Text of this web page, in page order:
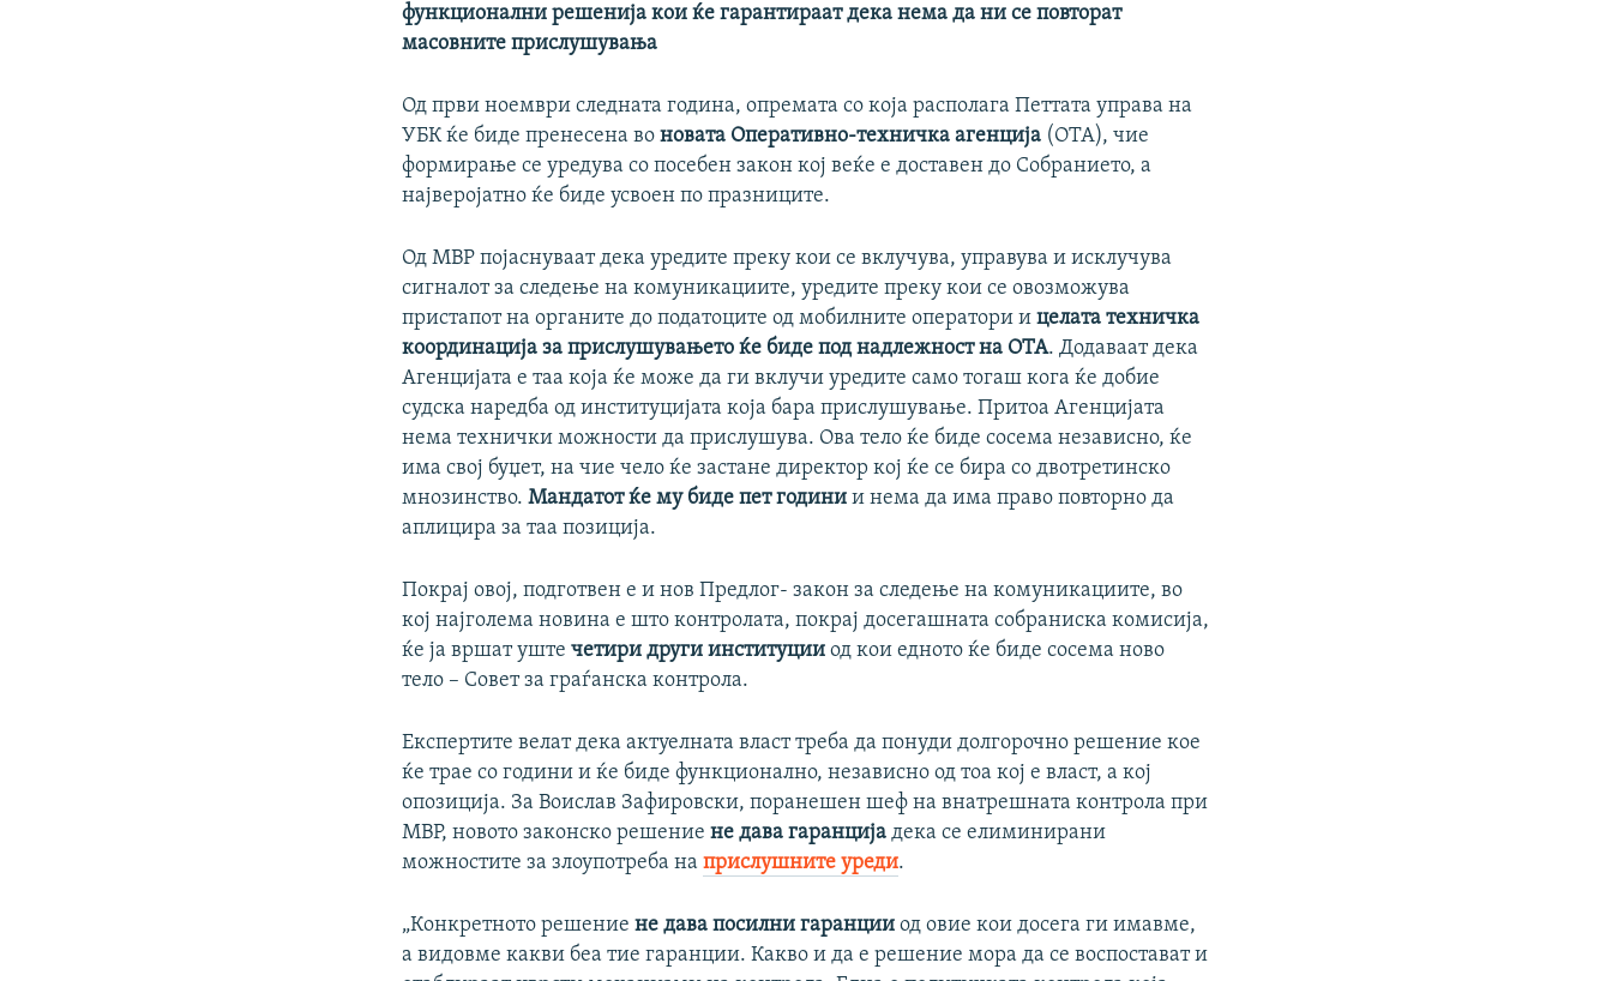
функционални решенија кои ќе гарантираат дека нема да ни се повторат
масовните прислушувања
Од први ноември следната година, опремата со која располага Петтата управа на
УБК ќе биде пренесена воновата Оперативно-техничка агенција (ОТА), чие
формирање се уредува со посебен закон кој веќе е доставен до Собранието, а
најверојатно ќе биде усвоен по празниците.
Од МВР појаснуваат дека уредите преку кои се вклучува, управува и исклучува
сигналот за следење на комуникациите, уредите преку кои се овозможува
пристапот на органите до податоците од мобилните оператори ицелата техничка
координација за прислушувањето ќе биде под надлежност на ОТА. Додаваат дека
Агенцијата е таа која ќе може да ги вклучи уредите само тогаш кога ќе добие
судска наредба од институцијата која бара прислушување. Притоа Агенцијата
нема технички можности да прислушува. Ова тело ќе биде сосема независно, ќе
има свој буџет, на чие чело ќе застане директор кој ќе се бира со двотретинско
мнозинство.Мандатот ќе му биде пет години и нема да има право повторно да
аплицира за таа позиција.
Покрај овој, подготвен е и нов Предлог- закон за следење на комуникациите, во
кој најголема новина е што контролата, покрај досегашната собраниска комисија,
ќе ја вршат уштечетири други институции од кои едното ќе биде сосема ново
тело – Совет за граѓанска контрола.
Експертите велат дека актуелната власт треба да понуди долгорочно решение кое
ќе трае со години и ќе биде функционално, независно од тоа кој е власт, а кој
опозиција. За Воислав Зафировски, поранешен шеф на внатрешната контрола при
МВР, новото законско решение не дава гаранција дека се елиминирани
можностите за злоупотреба наприслушните уреди.
„Конкретното решениене дава посилни гаранции од овие кои досега ги имавме,
а видовме какви беа тие гаранции. Какво и да е решение мора да се воспостават и